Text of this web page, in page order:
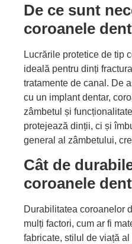
De ce sunt
coroanele
Lucrările protetice de tip
ideală pentru dinți
tratamente de canal. De
cu un implant dentar,
zâmbetul și
protejează dinții, ci și
general al zâmbetului,
Cât de
coroanele
Durabilitatea coroanelor
mulți factori, cum ar fi
fabricate, stilul de viață